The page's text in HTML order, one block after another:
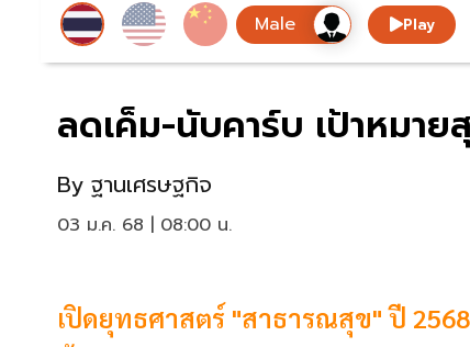
Play
ลดเค็ม-นับคาร์บ เป้าหมา
By ฐานเศรษฐกิจ
03 ม.ค. 68 | 08:00 น.
เปิดยุทธศาสตร์ "สาธารณสุข" ปี